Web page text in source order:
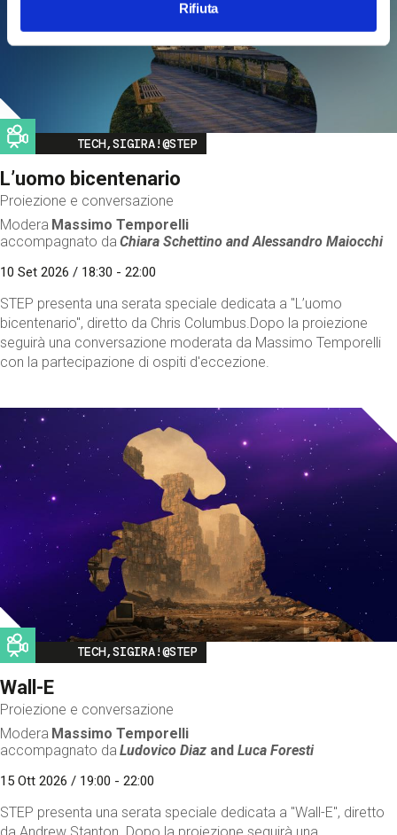
Rifiuta
Image
TECH,SIGIRA!@STEP
L’uomo bicentenario
Proiezione e conversazione
Modera Massimo Temporelli
accompagnato da Chiara Schettino andAlessandro Maiocchi
10 Set 2026 / 18:30 - 22:00
STEP presenta una serata speciale dedicata a "L’uomo
bicentenario", diretto da Chris Columbus.Dopo la proiezione
seguirà una conversazione moderata da Massimo Temporelli
con la partecipazione di ospiti d'eccezione.
Image
TECH,SIGIRA!@STEP
Wall-E
Proiezione e conversazione
Modera Massimo Temporelli
accompagnato da Ludovico Diaz andLuca Foresti
15 Ott 2026 / 19:00 - 22:00
STEP presenta una serata speciale dedicata a "Wall-E", diretto